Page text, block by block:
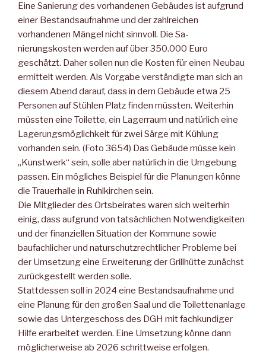
Eine Sanierung des vorhandenen Gebäudes ist aufgrund
einer Bestandsaufnahme und der zahlreichen
vorhandenen Mängel nicht sinnvoll. Die Sa­
nierungskosten werden auf über 350.000 Euro
geschätzt. Daher sollen nun die Kosten für einen Neubau
ermittelt werden. Als Vorgabe verständigte man sich an
diesem Abend darauf, dass in dem Gebäude etwa 25
Personen auf Stühlen Platz finden müss­ten. Weiterhin
müssten eine Toilette, ein Lagerraum und natürlich eine
Lagerungsmöglichkeit für zwei Särge mit Kühlung
vorhanden sein. (Foto 3654) Das Gebäude müsse kein
„Kunstwerk“ sein, sol­le aber natürlich in die Umgebung
passen. Ein mögliches Beispiel für die Planungen könne
die Trauerhalle in Ruhlkirchen sein.
Die Mitglieder des Ortsbeirates waren sich weiterhin
einig, dass aufgrund von tatsächlichen Notwendigkeiten
und der finanziellen Situation der Kommune sowie
baufachlicher und naturschutz­rechtlicher Probleme bei
der Umsetzung eine Erweiterung der Grillhütte zunächst
zurückgestellt werden solle.
Stattdessen soll in 2024 eine Bestandsaufnahme und
eine Planung für den großen Saal und die Toilettenanlage
sowie das Unterge­schoss des DGH mit fachkundiger
Hilfe erarbeitet werden. Eine Umsetzung könne dann
möglicherweise ab 2026 schrittweise er­folgen.